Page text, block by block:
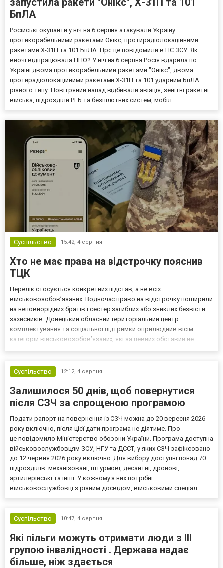
запустила ракети "Онікс", Х-31П та 101
БпЛА
Російські окупанти у ніч на 6 серпня атакували Україну
протикорабельними ракетами Онікс, протирадіолокаційними
ракетами Х-31П та 101 БпЛА. Про це повідомили в ПС ЗСУ. Як
вночі відпрацювала ППО? У ніч на 6 серпня Росія вдарила по
Україні двома протикорабельними ракетами "Онікс", двома
протирадіолокаційними ракетами Х-31П та 101 ударним БпЛА
різного типу. Повітряний напад відбивали авіація, зенітні ракетні
війська, підрозділи РЕБ та безпілотних систем, мобіл...
Суспільство 15:42, 4 серпня
Хто не має права на відстрочку пояснив
ТЦК
Перелік стосується конкретних підстав, а не всіх
військовозобов’язаних. Водночас право на відстрочку поширили
на неповнорідних братів і сестер загиблих або зниклих безвісти
захисників. Донецький обласний територіальний центр
комплектування та соціальної підтримки оприлюднив вісім
категорій військовозобов’язаних, які за певних обставин не
Суспільство
12:12, 4 серпня
Залишилося 50 днів, щоб повернутися
після СЗЧ за спрощеною програмою
Подати рапорт на повернення із СЗЧ можна до 20 вересня 2026
року включно, після цієї дати програма не діятиме. Про
це повідомило Міністерство оборони України. Програма доступна
військовослужбовцям ЗСУ, НГУ та ДССТ, у яких СЗЧ зафіксовано
до 12 червня 2026 року включно. Для вибору доступні понад 70
підрозділів: механізовані, штурмові, десантні, дронові,
артилерійські та інші. У кожному з них потрібні
військовослужбовці з різним досвідом, військовими спеціал...
Суспільство 10:47, 4 серпня
Які пільги можуть отримати люди з III
групою інвалідності . Держава надає
більше, ніж здається